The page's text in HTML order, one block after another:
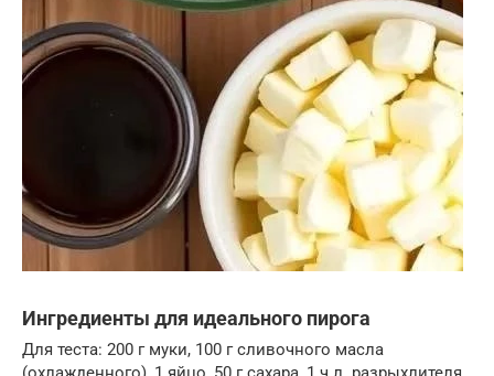
Ингредиенты для идеального пирога
Для теста: 200 г муки, 100 г сливочного масла